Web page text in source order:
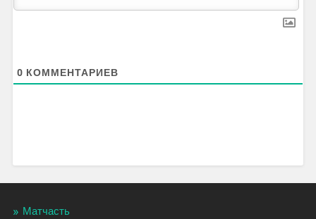
0 КОММЕНТАРИЕВ
Матчасть